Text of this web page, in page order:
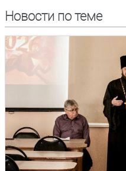
Новости по теме